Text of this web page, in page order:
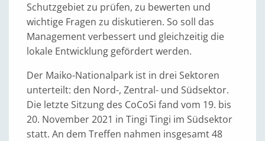
Schutzgebiet zu prüfen, zu bewerten und
wichtige Fragen zu diskutieren. So soll das
Management verbessert und gleichzeitig die
lokale Entwicklung gefördert werden.
Der Maiko-Nationalpark ist in drei Sektoren
unterteilt: den Nord-, Zentral- und Südsektor.
Die letzte Sitzung des CoCoSi fand vom 19. bis
20. November 2021 in Tingi Tingi im Südsektor
statt. An dem Treffen nahmen insgesamt 48